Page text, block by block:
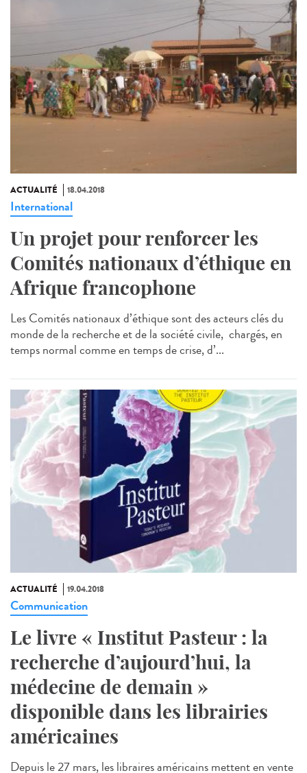
ACTUALITÉ 18.04.2018
International
Un projet pour renforcer les
Comités nationaux d’éthique en
Afrique francophone
Les Comités nationaux d’éthique sont des acteurs clés du
monde de la recherche et de la société civile, chargés, en
temps normal comme en temps de crise, d’...
ACTUALITÉ 19.04.2018
Communication
Le livre « Institut Pasteur : la
recherche d’aujourd’hui, la
médecine de demain »
disponible dans les librairies
américaines
Depuis le 27 mars, les libraires américains mettent en vente